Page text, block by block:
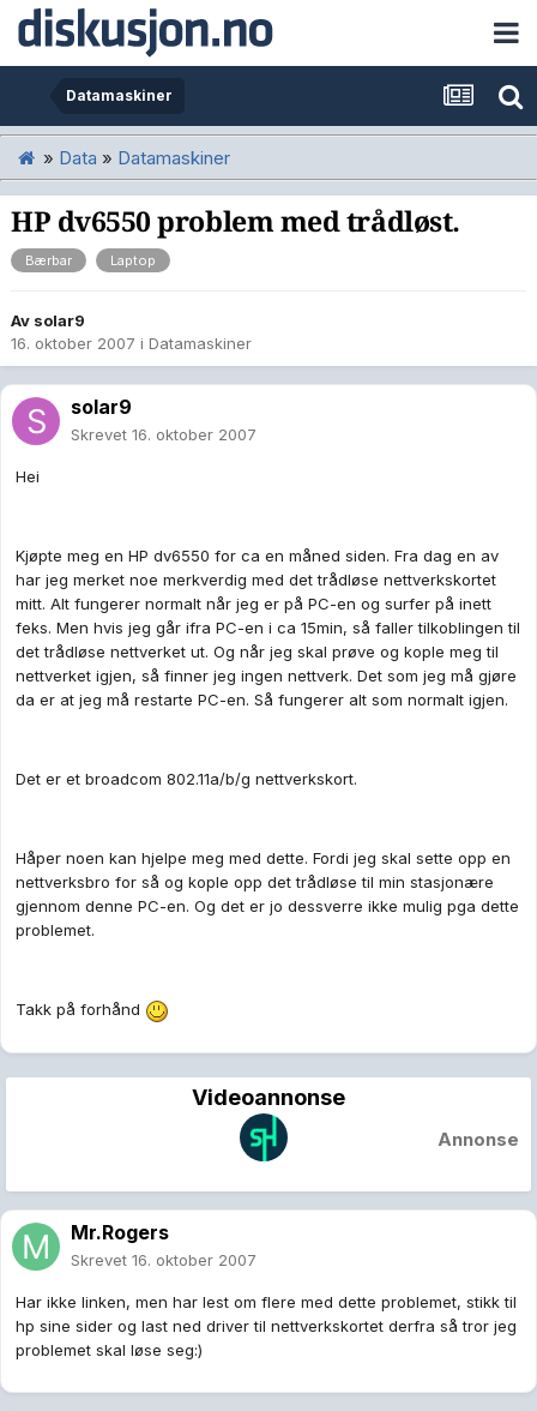
Datamaskiner
» Data » Datamaskiner
HP dv6550 problem med trådløst.
Bærbar Laptop
Av solar9
16. oktober 2007 i Datamaskiner
solar9
Skrevet 16. oktober 2007
Hei
Kjøpte meg en HP dv6550 for ca en måned siden. Fra dag en av
har jeg merket noe merkverdig med det trådløse nettverkskortet
mitt. Alt fungerer normalt når jeg er på PC-en og surfer på inett
feks. Men hvis jeg går ifra PC-en i ca 15min, så faller tilkoblingen til
det trådløse nettverket ut. Og når jeg skal prøve og kople meg til
nettverket igjen, så finner jeg ingen nettverk. Det som jeg må gjøre
da er at jeg må restarte PC-en. Så fungerer alt som normalt igjen.
Det er et broadcom 802.11a/b/g nettverkskort.
Håper noen kan hjelpe meg med dette. Fordi jeg skal sette opp en
nettverksbro for så og kople opp det trådløse til min stasjonære
gjennom denne PC-en. Og det er jo dessverre ikke mulig pga dette
problemet.
Takk på forhånd
Videoannonse
Annonse
Mr.Rogers
Skrevet 16. oktober 2007
Har ikke linken, men har lest om flere med dette problemet, stikk til
hp sine sider og last ned driver til nettverkskortet derfra så tror jeg
problemet skal løse seg:)